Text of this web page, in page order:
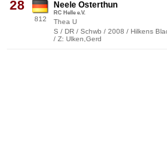
28
812
Neele Osterthun
RC Helle e.V.
Thea U
S / DR / Schwb / 2008 / Hilkens
/ Z: Ulken,Gerd